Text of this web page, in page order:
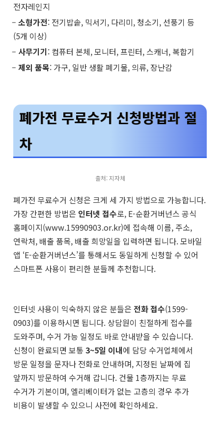
전자레인지
– 소형가전: 전기밥솥, 믹서기, 다리미, 청소기, 선풍기 등
(5개 이상)
– 사무기기: 컴퓨터 본체, 모니터, 프린터, 스캐너, 복합기
– 제외 품목: 가구, 일반 생활 폐기물, 의류, 장난감
폐가전 무료수거 신청방법과 절
차
출처: 지자체
폐가전 무료수거 신청은 크게 세 가지 방법으로 가능합니다.
가장 간편한 방법은 인터넷 접수로, E-순환거버넌스 공식
홈페이지(www.15990903.or.kr)에 접속해 이름, 주소,
연락처, 배출 품목, 배출 희망일을 입력하면 됩니다. 모바일
앱 ‘E-순환거버넌스’를 통해서도 동일하게 신청할 수 있어
스마트폰 사용이 편리한 분들께 추천합니다.
인터넷 사용이 익숙하지 않은 분들은 전화 접수(1599-
0903)를 이용하시면 됩니다. 상담원이 친절하게 접수를
도와주며, 수거 가능 일정도 바로 안내받을 수 있습니다.
신청이 완료되면 보통 3~5일 이내에 담당 수거업체에서
방문 일정을 문자나 전화로 안내하며, 지정된 날짜에 집
앞까지 방문하여 수거해 갑니다. 건물 1층까지는 무료
수거가 기본이며, 엘리베이터가 없는 고층의 경우 추가
비용이 발생할 수 있으니 사전에 확인하세요.